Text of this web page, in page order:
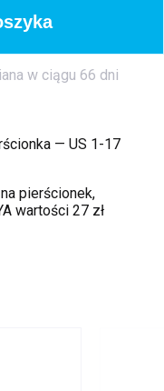
— US 1-17
pierścionek,
wartości 27 zł
w ciągu 66 dni